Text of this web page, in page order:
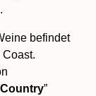
befindet
”